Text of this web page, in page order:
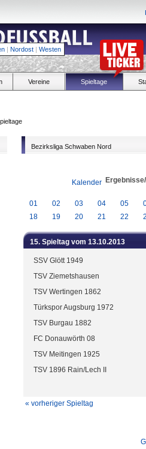
| Nordost | Westen
Vereine Spieltage
Bezirksliga Schwaben Nord
Kalender
01 02 03 04 05
18
19 20 21 22
15. Spieltag vom 13.10.2013
SSV Glött 1949
TSV Ziemetshausen
TSV Wertingen 1862
Türkspor Augsburg 1972
TSV Burgau 1882
FC Donauwörth 08
TSV Meitingen 1925
TSV 1896 Rain/Lech II
« vorheriger Spieltag